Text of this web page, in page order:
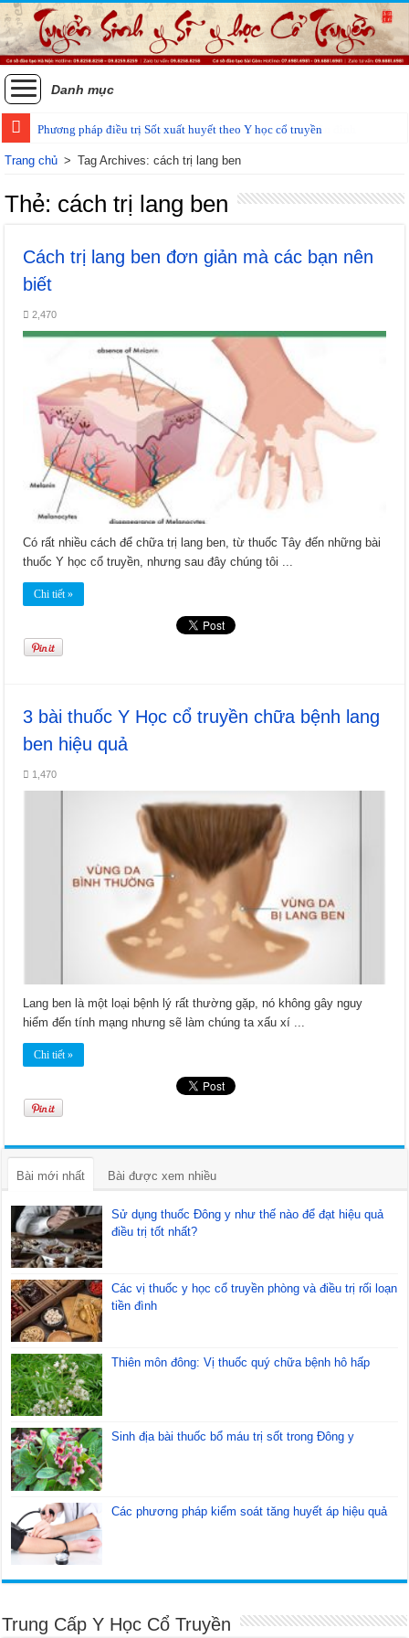
Danh mục
Phương pháp điều trị Sốt xuất huyết theo Y học cổ truyền
Trang chủ > Tag Archives: cách trị lang ben
Thẻ: cách trị lang ben
Cách trị lang ben đơn giản mà các bạn nên
biết
2,470
Có rất nhiều cách để chữa trị lang ben, từ thuốc Tây đến những bài
thuốc Y học cổ truyền, nhưng sau đây chúng tôi ...
Chi tiết »
3 bài thuốc Y Học cổ truyền chữa bệnh lang
ben hiệu quả
1,470
Lang ben là một loại bệnh lý rất thường gặp, nó không gây nguy
hiểm đến tính mạng nhưng sẽ làm chúng ta xấu xí ...
Chi tiết »
Bài mới nhất Bài được xem nhiều
Sử dụng thuốc Đông y như thế nào để đạt hiệu quả
điều trị tốt nhất?
Các vị thuốc y học cổ truyền phòng và điều trị rối loạn
tiền đình
Thiên môn đông: Vị thuốc quý chữa bệnh hô hấp
Sinh địa bài thuốc bổ máu trị sốt trong Đông y
Các phương pháp kiểm soát tăng huyết áp hiệu quả
Trung Cấp Y Học Cổ Truyền